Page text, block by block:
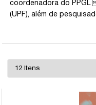
coordenadora do PPGL
(UPF), além de